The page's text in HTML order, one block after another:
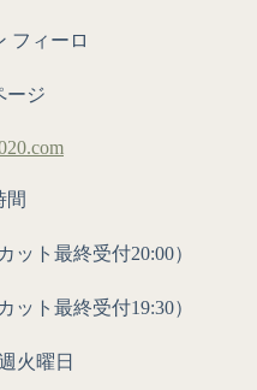
フィーロ
ージ
間
ト最終受付20:00）
ット最終受付19:30）
火曜日